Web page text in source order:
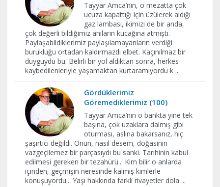
Tayyar Amca’nın, o mezatta çok
ucuza kapattığı için üzülerek aldığı
gaz lambası, ikimizi de bir anda,
çok değerli bildiğimiz anıların kucağına atmıştı.
Paylaşabildiklerimiz paylaşılamayanların verdiği
burukluğu ortadan kaldırmazdı elbet. Kaçınılmaz bir
duyguydu bu. Belirli bir yol aldıktan sonra, herkes
kaybedilenleriyle yaşamaktan kurtaramıyordu k ...
Gördüklerimiz
Göremediklerimiz (100)
Tayyar Amca’nın o bankta yine tek
başına, çok uzaklara dalmış gibi
oturması, aslına bakarsanız, hiç
şaşırtıcı değildi. Onun, nasıl desem, doğasının
vazgeçilemez bir parçasıydı bu sanki. Tarihinin kabul
edilmesi gereken bir tezahürü... Kim bilir o anlarda
içinden, geçmişin neresinde kalmış kimlerle
konuşuyordu... Yaşı hakkında farklı rivayetler dola ...